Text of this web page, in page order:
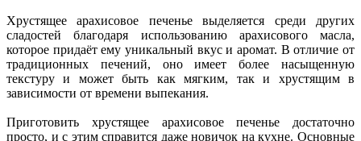
Хрустящее арахисовое печенье выделяется среди других
сладостей благодаря использованию арахисового масла,
которое придаёт ему уникальный вкус и аромат. В отличие от
традиционных печений, оно имеет более насыщенную
текстуру и может быть как мягким, так и хрустящим в
зависимости от времени выпекания.
Приготовить хрустящее арахисовое печенье достаточно
просто, и с этим справится даже новичок на кухне. Основные